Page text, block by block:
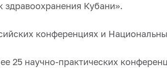
Кубани».
конференциях и
25 научно-практических